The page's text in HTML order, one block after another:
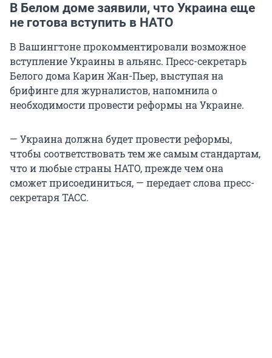
В Белом доме заявили, что Украина еще
не готова вступить в НАТО
В Вашингтоне прокомментировали возможное
вступление Украины в альянс. Пресс-секретарь
Белого дома Карин Жан-Пьер, выступая на
брифинге для журналистов, напомнила о
необходимости провести реформы на Украине.
— Украина должна будет провести реформы,
чтобы соответствовать тем же самым стандартам,
что и любые страны НАТО, прежде чем она
сможет присоединиться, — передает слова пресс-
секретаря ТАСС.